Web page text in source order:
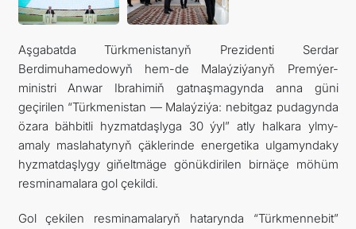
Aşgabatda Türkmenistanyň Prezidenti Serdar
Berdimuhamedowyň hem-de Malaýziýanyň Premýer-
ministri Anwar Ibrahimiň gatnaşmagynda anna güni
geçirilen “Türkmenistan — Malaýziýa: nebitgaz pudagynda
özara bähbitli hyzmatdaşlyga 30 ýyl” atly halkara ylmy-
amaly maslahatynyň çäklerinde energetika ulgamyndaky
hyzmatdaşlygy giňeltmäge gönükdirilen birnäçe möhüm
resminamalara gol çekildi.
Gol çekilen resminamalaryň hatarynda “Türkmennebit”